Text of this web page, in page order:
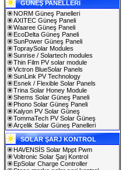
GÜNEŞ PANELLERI
NORM Güneş Panelleri
AXITEC Güneş Paneli
Waaree Güneş Paneli
EcoDelta Güneş Paneli
SunPower Güneş Paneli
TopraySolar Modules
Sunrise / Solartech modules
Thin Film PV solar module
Victron BlueSolar Panels
SunLink PV Technology
Esnek / Flexible Solar Panels
Trina Solar Honey Module
Shems Solar Güneş Paneli
Phono Solar Güneş Paneli
Kalyon PV Solar Güneş
TommaTech PV Solar Güneş
Arçelik Solar Güneş Panelleri
SOLAR ŞARJ KONTROL
HAVENSİS Solar Mppt Pwm
Voltronic Solar Şarj Kontrol
EpSolar Charge Controller